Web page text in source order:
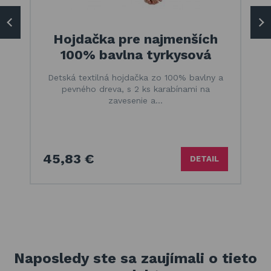
Hojdačka pre najmenších
100% bavlna tyrkysová
Detská textilná hojdačka zo 100% bavlny a
pevného dreva, s 2 ks karabínami na
zavesenie a…
45,83 € DETAIL
Naposledy ste sa zaujímali o tieto